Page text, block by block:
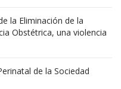
la Eliminación de la
Obstétrica, una violencia
de la Sociedad